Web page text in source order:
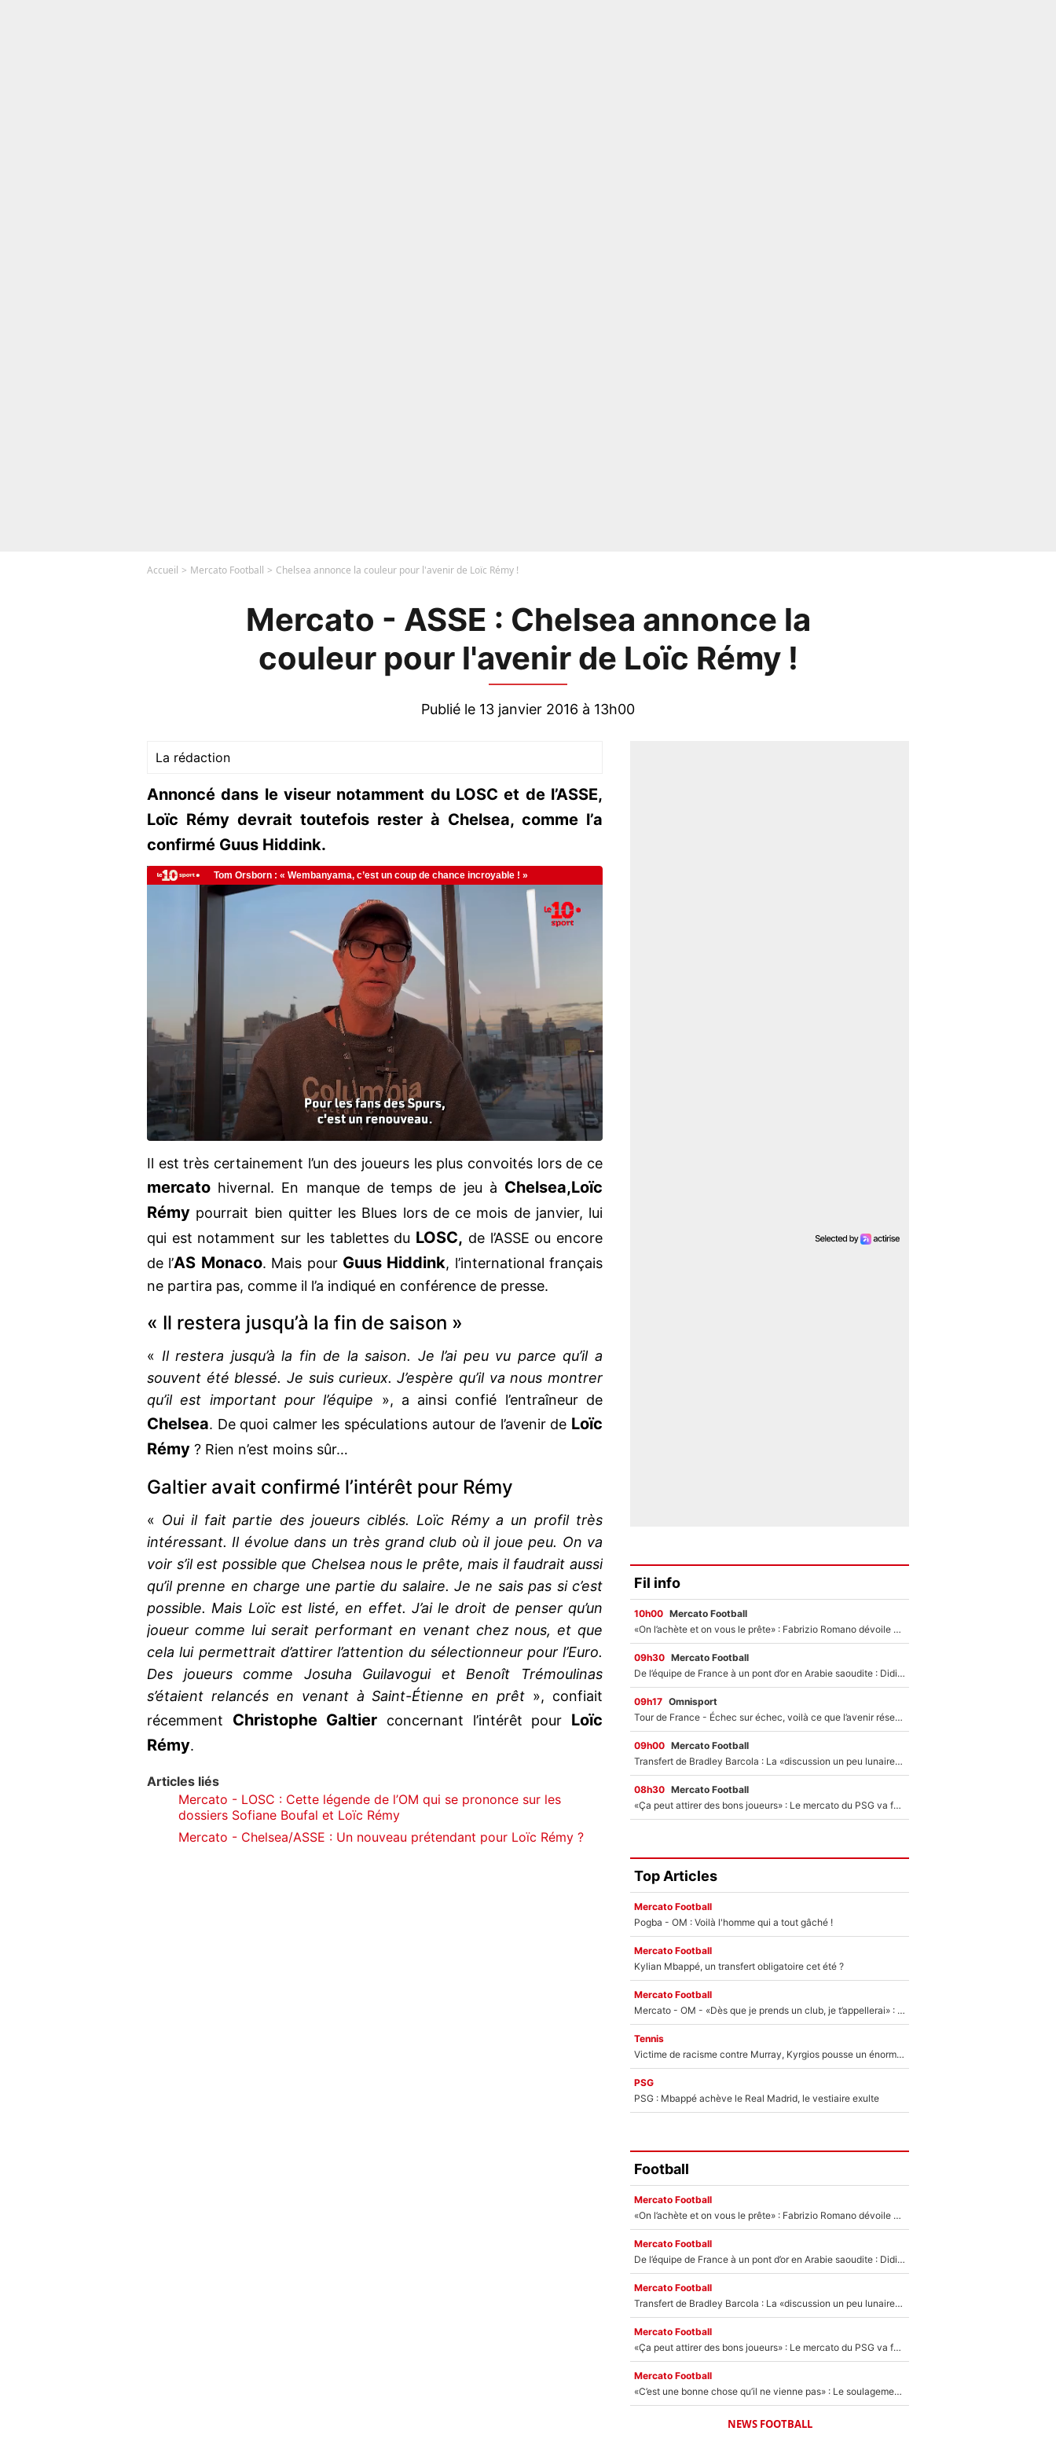
Accueil Mercato Football Chelsea annonce la couleur pour l'avenir de Loïc Rémy !
Mercato - ASSE : Chelsea annonce la
couleur pour l'avenir de Loïc Rémy !
Publié le 13 janvier 2016 à 13h00
La rédaction
Annoncé dans le viseur notamment du LOSC et de l’ASSE,
Loïc Rémy devrait toutefois rester à Chelsea, comme l’a
confirmé Guus Hiddink.
Il est très certainement l’un des joueurs les plus convoités lors de ce
mercato hivernal. En manque de temps de jeu à Chelsea,Loïc
Rémy pourrait bien quitter les Blues lors de ce mois de janvier, lui
qui est notamment sur les tablettes du LOSC, de l’ASSE ou encore
de l’AS Monaco. Mais pour Guus Hiddink, l’international français
ne partira pas, comme il l’a indiqué en conférence de presse.
« Il restera jusqu’à la fin de saison »
« Il restera jusqu’à la fin de la saison. Je l’ai peu vu parce qu’il a
souvent été blessé. Je suis curieux. J’espère qu’il va nous montrer
qu’il est important pour l’équipe », a ainsi confié l’entraîneur de
Chelsea. De quoi calmer les spéculations autour de l’avenir de Loïc
Rémy ? Rien n’est moins sûr…
Galtier avait confirmé l’intérêt pour Rémy
« Oui il fait partie des joueurs ciblés. Loïc Rémy a un profil très
intéressant. Il évolue dans un très grand club où il joue peu. On va
voir s’il est possible que Chelsea nous le prête, mais il faudrait aussi
qu’il prenne en charge une partie du salaire. Je ne sais pas si c’est
possible. Mais Loïc est listé, en effet. J’ai le droit de penser qu’un
joueur comme lui serait performant en venant chez nous, et que
cela lui permettrait d’attirer l’attention du sélectionneur pour l’Euro.
Des joueurs comme Josuha Guilavogui et Benoît Trémoulinas
s’étaient relancés en venant à Saint-Étienne en prêt », confiait
récemment Christophe Galtier concernant l’intérêt pour Loïc
Rémy.
Articles liés
Mercato - LOSC : Cette légende de l’OM qui se prononce sur les
dossiers Sofiane Boufal et Loïc Rémy
Mercato - Chelsea/ASSE : Un nouveau prétendant pour Loïc Rémy ?
Fil info
10h00 Mercato Football
«On l’achète et on vous le prête» : Fabrizio Romano dévoile déjà la stratégie du PSG avec le transfert de Zion Suzuki !
09h30 Mercato Football
De l’équipe de France à un pont d’or en Arabie saoudite : Didier Deschamps a donné sa réponse !
09h17 Omnisport
Tour de France - Échec sur échec, voilà ce que l’avenir réserve à Paul Seixas : «Tant qu’il y aura un Pogacar comme celui-là...»
09h00 Mercato Football
Transfert de Bradley Barcola : La «discussion un peu lunaire» qui l'a convaincu de quitter le PSG, son entourage est pointé du doigt
08h30 Mercato Football
«Ça peut attirer des bons joueurs» : Le mercato du PSG va faire des victimes dans l'effectif de Luis Enrique ?
Top Articles
Mercato Football
Pogba - OM : Voilà l'homme qui a tout gâché !
Mercato Football
Kylian Mbappé, un transfert obligatoire cet été ?
Mercato Football
Mercato - OM - «Dès que je prends un club, je t’appellerai» : La promesse de Marcelino au moment de claquer la porte
Tennis
Victime de racisme contre Murray, Kyrgios pousse un énorme coup de gueule !
PSG
PSG : Mbappé achève le Real Madrid, le vestiaire exulte
Football
Mercato Football
«On l’achète et on vous le prête» : Fabrizio Romano dévoile déjà la stratégie du PSG avec le transfert de Zion Suzuki !
Mercato Football
De l’équipe de France à un pont d’or en Arabie saoudite : Didier Deschamps a donné sa réponse !
Mercato Football
Transfert de Bradley Barcola : La «discussion un peu lunaire» qui l'a convaincu de quitter le PSG, son entourage est pointé du doigt
Mercato Football
«Ça peut attirer des bons joueurs» : Le mercato du PSG va faire des victimes dans l'effectif de Luis Enrique ?
Mercato Football
«C’est une bonne chose qu’il ne vienne pas» : Le soulagement de l'After Foot après le transfert avorté de Yan Diomandé au PSG
NEWS FOOTBALL